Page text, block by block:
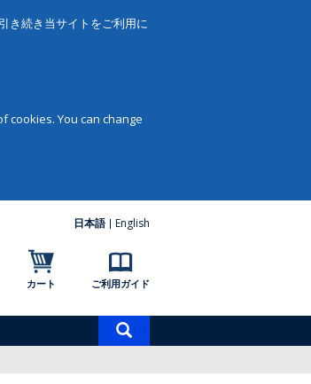
き続き当サイトをご利用に
cookies. You can change
日本語 English
カート ご利用ガイド